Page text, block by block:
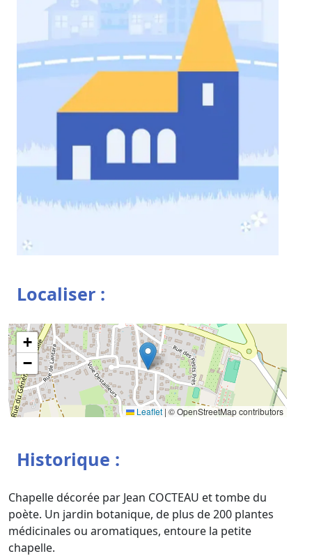
Localiser :
+
−
Leaflet | © OpenStreetMap contributors
Historique :
Chapelle décorée par Jean COCTEAU et tombe du
poète. Un jardin botanique, de plus de 200 plantes
médicinales ou aromatiques, entoure la petite
chapelle.